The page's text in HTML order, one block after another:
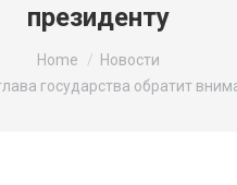
президенту
Home
Новости
государства обратит